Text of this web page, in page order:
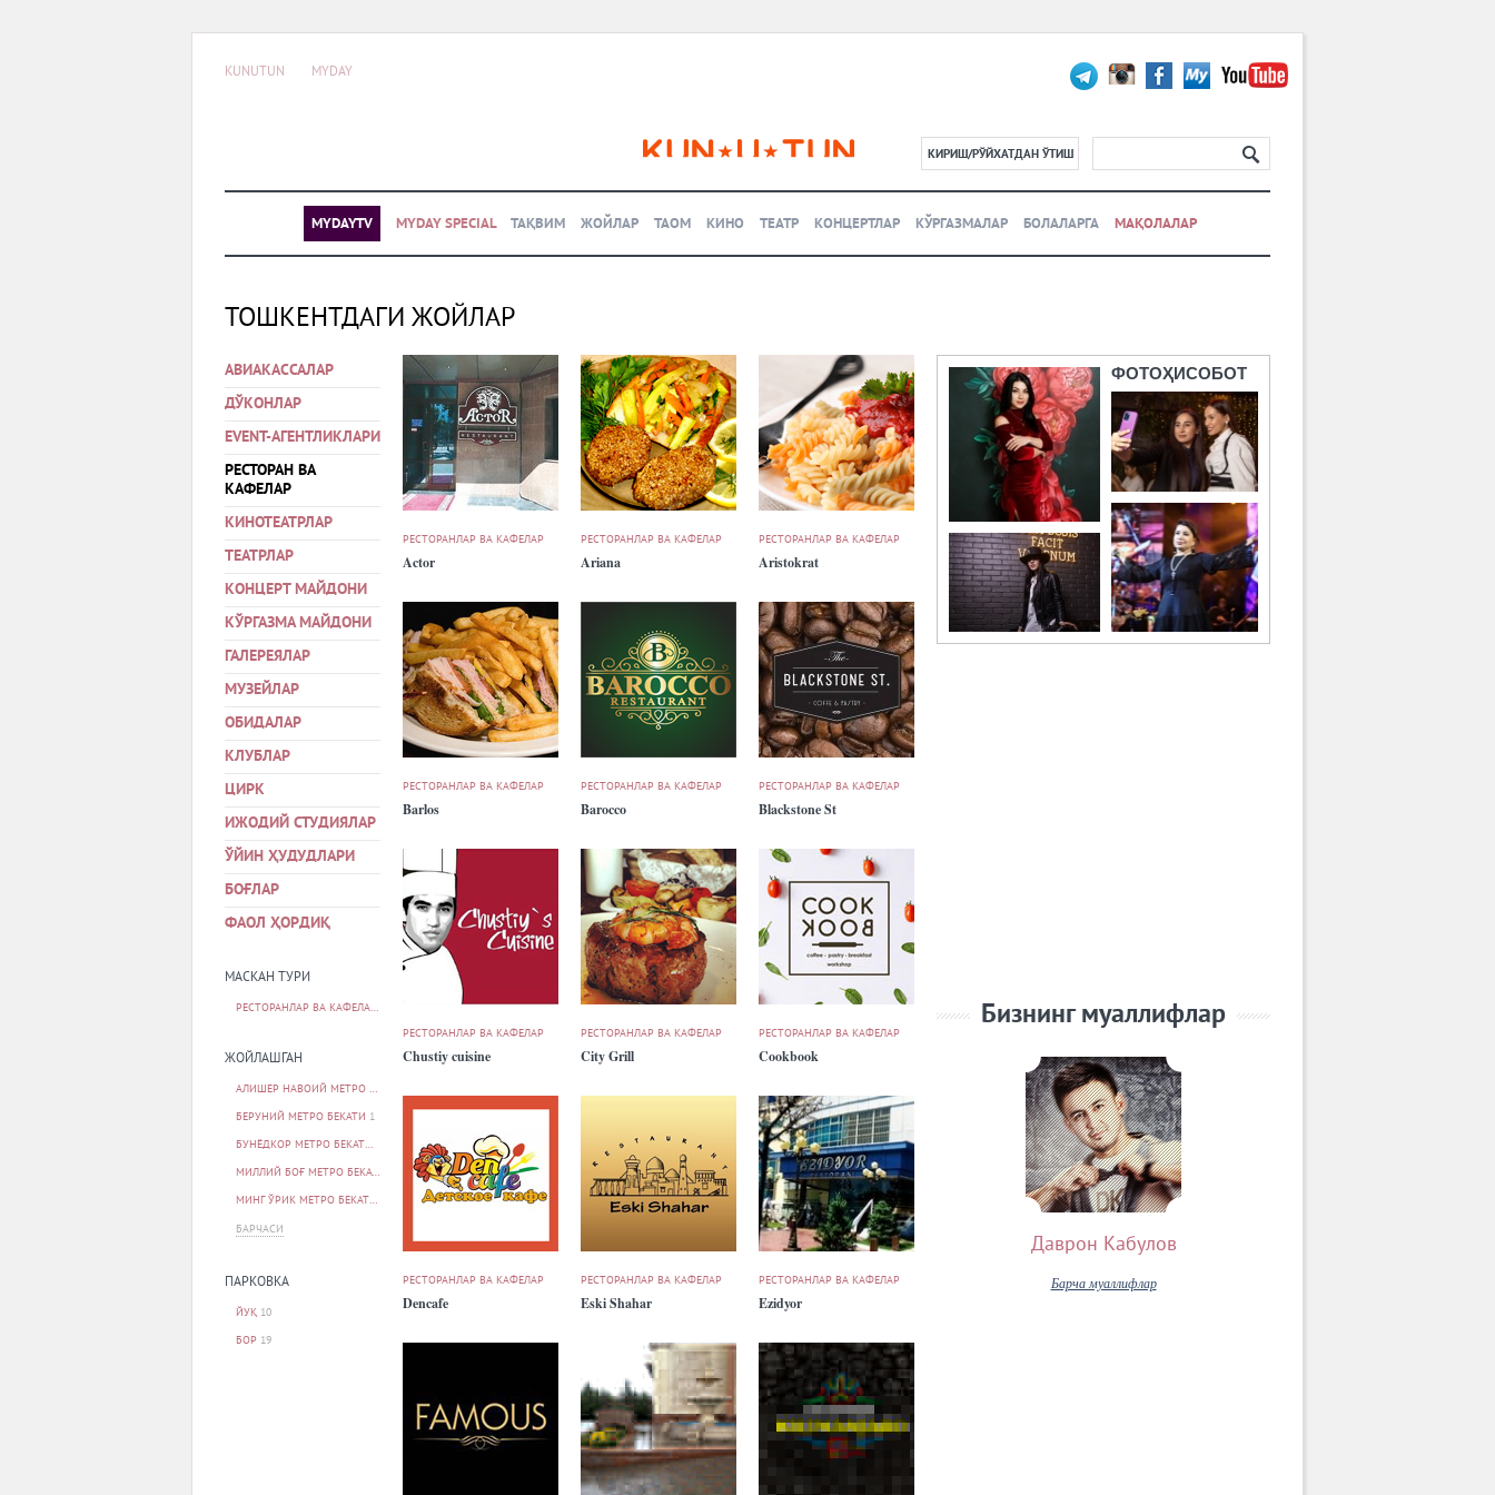
KUNUTUN MYDAY
КИРИШ/РЎЙХАТДАН ЎТИШ
MYDAYTV MYDAY SPECIAL ТАҚВИМ ЖОЙЛАР ТАОМ КИНО ТЕАТР КОНЦЕРТЛАР КЎРГАЗМАЛАР БОЛАЛАРГА МАҚОЛАЛАР
ТОШКЕНТДАГИ ЖОЙЛАР
АВИАКАССАЛАР
ДЎКОНЛАР
EVENT-АГЕНТЛИКЛАРИ
РЕСТОРАН ВА
КАФЕЛАР
КИНОТЕАТРЛАР
ТЕАТРЛАР
КОНЦЕРТ МАЙДОНИ
КЎРГАЗМА МАЙДОНИ
ГАЛЕРЕЯЛАР
МУЗЕЙЛАР
ОБИДАЛАР
КЛУБЛАР
ЦИРК
ИЖОДИЙ СТУДИЯЛАР
ЎЙИН ҲУДУДЛАРИ
БОҒЛАР
ФАОЛ ҲОРДИҚ
МАСКАН ТУРИ
РЕСТОРАНЛАР ВА КАФЕЛАР
ЖОЙЛАШГАН
АЛИШЕР НАВОИЙ МЕТРО БЕКАТИ
БЕРУНИЙ МЕТРО БЕКАТИ 1
БУНЁДКОР МЕТРО БЕКАТИ
МИЛЛИЙ БОҒ МЕТРО БЕКАТИ
МИНГ ЎРИК МЕТРО БЕКАТИ
БАРЧАСИ
ПАРКОВКА
ЙУҚ 10
БОР 19
РЕСТОРАНЛАР ВА КАФЕЛАР
Actor
РЕСТОРАНЛАР ВА КАФЕЛАР
Ariana
РЕСТОРАНЛАР ВА КАФЕЛАР
Aristokrat
РЕСТОРАНЛАР ВА КАФЕЛАР
Barlos
РЕСТОРАНЛАР ВА КАФЕЛАР
Barocco
РЕСТОРАНЛАР ВА КАФЕЛАР
Blackstone St
РЕСТОРАНЛАР ВА КАФЕЛАР
Chustiy cuisine
РЕСТОРАНЛАР ВА КАФЕЛАР
City Grill
РЕСТОРАНЛАР ВА КАФЕЛАР
Cookbook
РЕСТОРАНЛАР ВА КАФЕЛАР
Dencafe
РЕСТОРАНЛАР ВА КАФЕЛАР
Eski Shahar
РЕСТОРАНЛАР ВА КАФЕЛАР
Ezidyor
ФОТОҲИСОБОТ
Бизнинг муаллифлар
Даврон Кабулов
Барча муаллифлар